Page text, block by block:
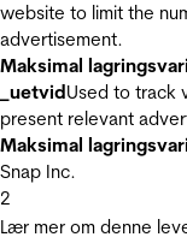
website to limit the
advertisement.
Maksimal
_uetvidUsed to track
present relevant
Maksimal
Snap Inc.
2
Lær mer om denne